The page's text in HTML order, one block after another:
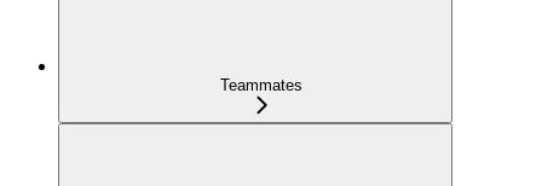
Teammates